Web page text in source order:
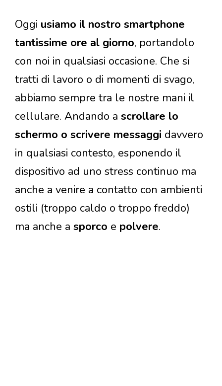
Oggi usiamo il nostro smartphone
tantissime ore al giorno, portandolo
con noi in qualsiasi occasione. Che si
tratti di lavoro o di momenti di svago,
abbiamo sempre tra le nostre mani il
cellulare. Andando a scrollare lo
schermo o scrivere messaggi davvero
in qualsiasi contesto, esponendo il
dispositivo ad uno stress continuo ma
anche a venire a contatto con ambienti
ostili (troppo caldo o troppo freddo)
ma anche a sporco e polvere.